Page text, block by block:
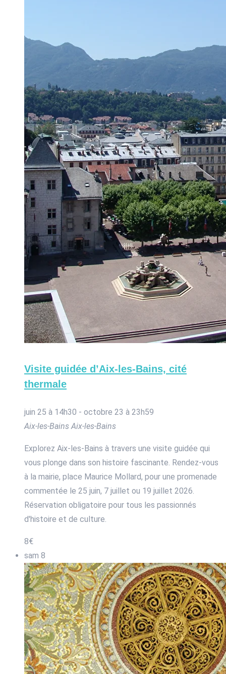
Visite guidée d’Aix-les-Bains, cité
thermale
juin 25 à 14h30 - octobre 23 à 23h59
Aix-les-BainsAix-les-Bains
Explorez Aix-les-Bains à travers une visite guidée qui
vous plonge dans son histoire fascinante. Rendez-vous
à la mairie, place Maurice Mollard, pour une promenade
commentée le 25 juin, 7 juillet ou 19 juillet 2026.
Réservation obligatoire pour tous les passionnés
d'histoire et de culture.
8€
sam 8